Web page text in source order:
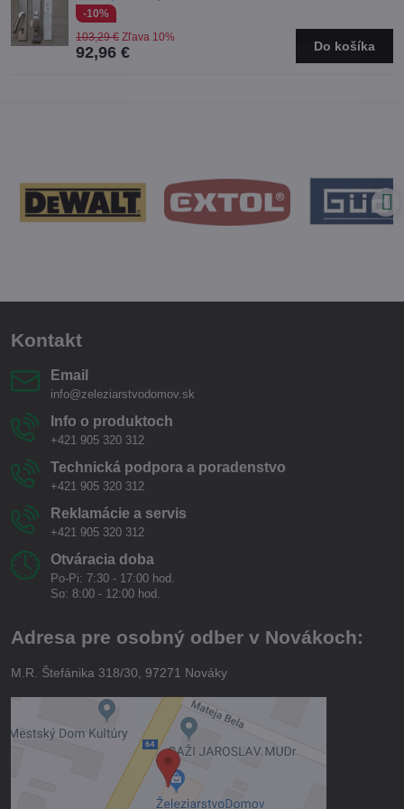
-10%
92,96 €
103,29 € Zľava 10%
Do košíka
Kontakt
Email
info@zeleziarstvodomov.sk
Info o produktoch
+421 905 320 312
Technická podpora a poradenstvo
+421 905 320 312
Reklamácie a servis
+421 905 320 312
Otváracia doba
Po-Pi: 7:30 - 17:00 hod.
So: 8:00 - 12:00 hod.
Adresa pre osobný odber v Novákoch:
M.R. Štefánika 318/30, 97271 Nováky